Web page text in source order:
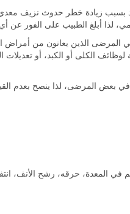
زيادة خطر حدوث نزيف معدي
لذا أبلغ الطبيب على الفور عن
الذين يعانون من أمراض
الكلى أو الكبد، أو
المرضى، لذا ينصح بعدم
المعدة، حرقه، رشح الأنف،